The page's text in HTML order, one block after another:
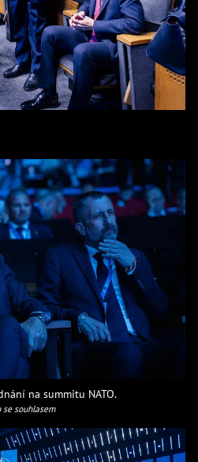
na summitu NATO.
se souhlasem